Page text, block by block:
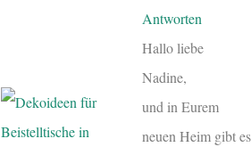
Antworten
Hallo liebe
Nadine,
und in Eurem
neuen Heim gibt es